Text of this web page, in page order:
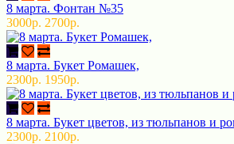
8 марта. Фонтан №35
3000р. 2700р.
8 марта. Букет Ромашек,
2300р. 1950р.
8 марта. Букет цветов, из тюльпанов и
2300р. 2100р.